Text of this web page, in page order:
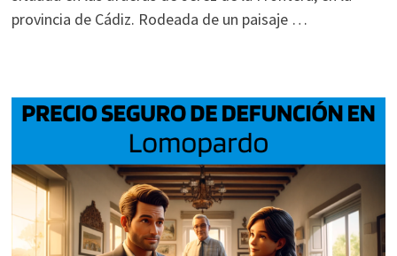
provincia de Cádiz. Rodeada de un paisaje …